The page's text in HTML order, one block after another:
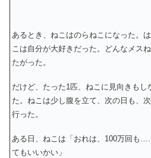
あるとき、ねこはのらねこになった。
こは自分が大好きだった。どんなメス
たがった。
だけど、たった1匹、ねこに見向きも
た。ねこは少し腹を立て、次の日も、
行った。
ある日、ねこは「おれは、100万回も
てもいいかい」